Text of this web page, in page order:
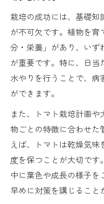
栽培の成功には、基礎知
が不可欠です。植物を
分・栄養」があり、いず
が重要です。特に、日
水やりを行うことで、病
ができます。
また、トマト栽培計画
物ごとの特徴に合わせた
えば、トマトは乾燥気
度を保つことが大切で
中に葉色や成長の様子
早めに対策を講じること